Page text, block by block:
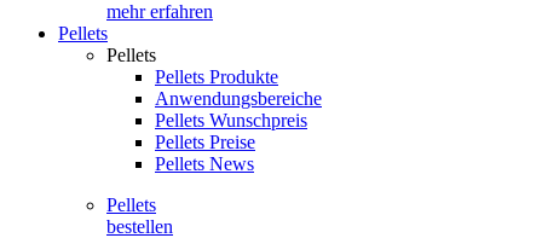
mehr erfahren
Pellets
Pellets
Pellets Produkte
Anwendungsbereiche
Pellets Wunschpreis
Pellets Preise
Pellets News
Pellets
bestellen